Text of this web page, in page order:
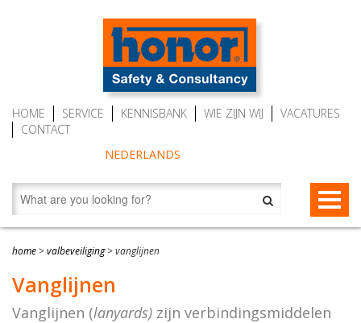
HOME SERVICE KENNISBANK WIE ZIJN WIJ
VACATURES
CONTACT
NEDERLANDS
VALBEVEILIGING
Valstopapparaten
Personenlieren (MRW)
REDDING EN EVACUATIE
Redding- en evacuatietoestellen
BESCHERMENDE KLEDING
home >valbeveiliging>vanglijnen
Vanglijnen
Vanglijnen (lanyards) zijn verbindingsmiddelen